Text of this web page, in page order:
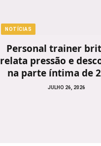
NOTÍCIAS
Personal trainer
relata pressão e
na parte íntima de
JULHO 26, 2026